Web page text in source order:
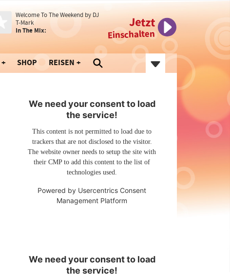
Welcome To The Weekend by DJ
T-Mark
In The Mix:
Jetzt
Einschalten
SHOP REISEN
We need your consent to load
the service!
This content is not permitted to load due to
trackers that are not disclosed to the visitor.
The website owner needs to setup the site with
their CMP to add this content to the list of
technologies used.
Powered by Usercentrics Consent
Management Platform
We need your consent to load
the service!